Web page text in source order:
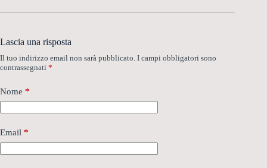
Lascia una risposta
Il tuo indirizzo email non sarà pubblicato. I campi obbligatori sono
contrassegnati *
Nome *
Email *